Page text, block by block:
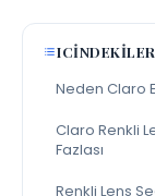
ICINDEKILER
Neden Claro
Claro Renkli
Fazlası
Renkli Lens